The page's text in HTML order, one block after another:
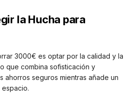
la Hucha para
3000€ es optar por la calidad y la
que combina sofisticación y
ahorros seguros mientras añade un